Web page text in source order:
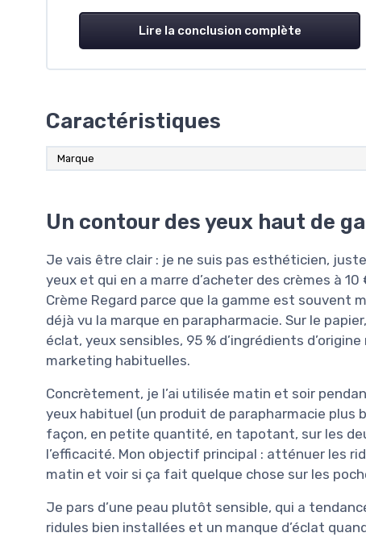
Lire la conclusion complète
Caractéristiques
Marque
Un contour des yeux haut de
Je vais être clair : je ne suis pas esthéticien,
yeux et qui en a marre d’acheter des crèmes à
Crème Regard parce que la gamme est souvent
déjà vu la marque en parapharmacie. Sur le
éclat, yeux sensibles, 95 % d’ingrédients
marketing habituelles.
Concrètement, je l’ai utilisée matin et soir
yeux habituel (un produit de parapharmacie plus
façon, en petite quantité, en tapotant, sur les
l’efficacité. Mon objectif principal : atténuer les
matin et voir si ça fait quelque chose sur les
Je pars d’une peau plutôt sensible, qui a
ridules bien installées et un manque d’éclat